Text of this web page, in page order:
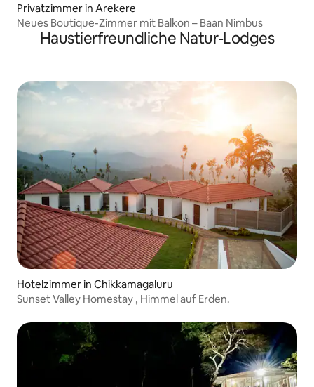
Privatzimmer in Arekere
Neues Boutique-Zimmer mit Balkon – Baan Nimbus
Haustierfreundliche Natur-Lodges
Hotelzimmer in Chikkamagaluru
Sunset Valley Homestay , Himmel auf Erden.